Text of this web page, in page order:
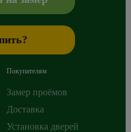
Покупателям
Замер проёмов
Доставка
Установка дверей